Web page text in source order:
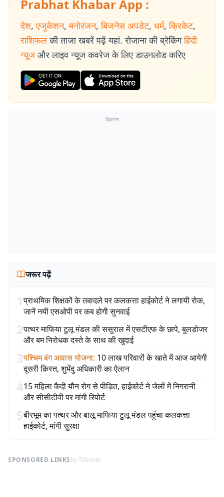
Prabhat Khabar App :
देश, एजुकेशन, मनोरंजन, बिजनेस अपडेट, धर्म, क्रिकेट,
राशिफल की ताजा खबरें पढ़ें यहां. रोजाना की ब्रेकिंग हिंदी
न्यूज और लाइव न्यूज कवरेज के लिए डाउनलोड करिए
विज्ञापन
जरूर पढ़ें
1प्राथमिक शिक्षकों के तबादले पर कलकत्ता हाईकोर्ट ने लगायी रोक,
जानें नयी एसओपी पर कब होगी सुनवाई
2पत्थर माफिया टुलू मंडल की ससुराल में एसटीएफ के छापे, बुलडोजर
और बम निरोधक दस्ते के साथ की खुदाई
3पश्चिम बंग आवास योजना: 10 लाख परिवारों के खाते में आज आयेगी
दूसरी किस्त, शुभेंदु अधिकारी का ऐलान
415 महिला कैदी यौन रोग से पीड़ित, हाईकोर्ट ने जेलों में निगरानी
और सीसीटीवी पर मांगी रिपोर्ट
5बीरभूम का पत्थर और बालू माफिया टुलू मंडल पहुंचा कलकत्ता
हाईकोर्ट, मांगी सुरक्षा
SPONSORED LINKSby Taboola